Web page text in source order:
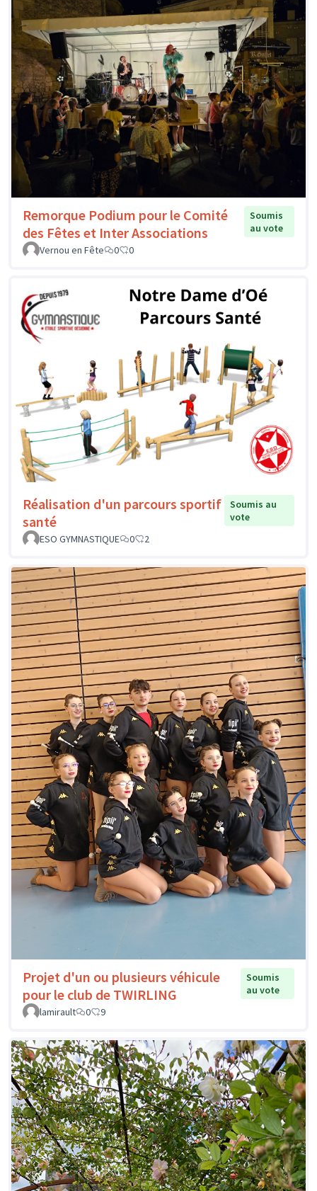
Remorque Podium pour le Comité
des Fêtes et Inter Associations
Soumis
au vote
Vernou en Fête
0 0
Réalisation d'un parcours sportif
santé
Soumis au
vote
ESO GYMNASTIQUE
0 2
Projet d'un ou plusieurs véhicule
pour le club de TWIRLING
Soumis
au vote
lamirault
0 9